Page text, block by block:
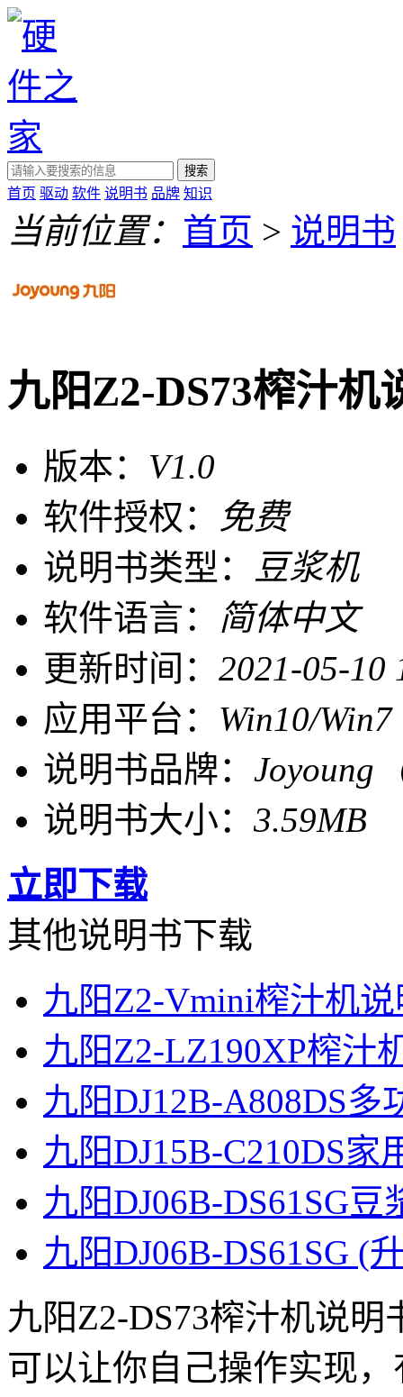
搜索
首页 驱动 软件 说明书 品牌 知识
当前位置： 首页 > 说明书
九阳Z2-DS73榨汁机
版本： V1.0
软件授权：
免费
说明书类型：
豆浆机
软件语言： 简体中文
更新时间： 2021-05-10
应用平台： Win10/Win7
说明书品牌： Joyoung
说明书大小： 3.59MB
立即下载
其他说明书下载
九阳Z2-Vmini榨汁机
九阳Z2-LZ190XP榨汁
九阳DJ12B-A808DS
九阳DJ15B-C210DS
九阳DJ06B-DS61SG豆
九阳DJ06B-DS61SG (
九阳Z2-DS73榨汁机说
可以让你自己操作实现